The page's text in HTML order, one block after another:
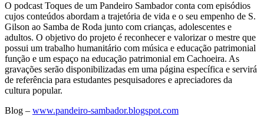
O podcast Toques de um Pandeiro Sambador conta com episódios
cujos conteúdos abordam a trajetória de vida e o seu empenho de S.
Gilson ao Samba de Roda junto com crianças, adolescentes e
adultos. O objetivo do projeto é reconhecer e valorizar o mestre que
possui um trabalho humanitário com música e educação patrimonial
função e um espaço na educação patrimonial em Cachoeira. As
gravações serão disponibilizadas em uma página específica e servirá
de referência para estudantes pesquisadores e apreciadores da
cultura popular.
Blog – www.pandeiro-sambador.blogspot.com